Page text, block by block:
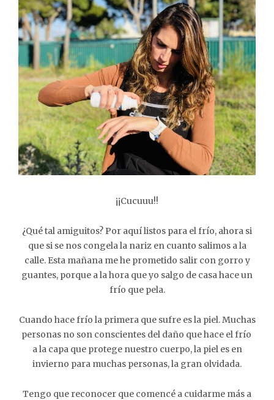
¡¡Cucuuu!!
¿Qué tal amiguitos? Por aquí listos para el frío, ahora si
que si se nos congela la nariz en cuanto salimos a la
calle. Esta mañana me he prometido salir con gorro y
guantes, porque a la hora que yo salgo de casa hace un
frío que pela.
Cuando hace frío la primera que sufre es la piel. Muchas
personas no son conscientes del daño que hace el frío
a la capa que protege nuestro cuerpo, la piel es en
invierno para muchas personas, la gran olvidada.
Tengo que reconocer que comencé a cuidarme más a